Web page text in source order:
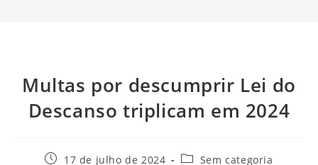
Multas por descumprir Lei do
Descanso triplicam em 2024
17 de julho de 2024 Sem categoria